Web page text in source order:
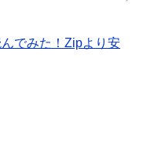
でみた！Zipより安